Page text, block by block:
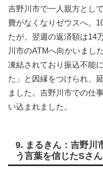
吉野川市で一人親方とし
費がなくなりゼウスへ。
たが、翌週の返済額は14
川市のATMへ向かいまし
凍結されており振込不能
た」と因縁をつけられ、
ました。吉野川市での仕
い込まれました。
9. まるきん：吉野川
う言葉を信じたSさ